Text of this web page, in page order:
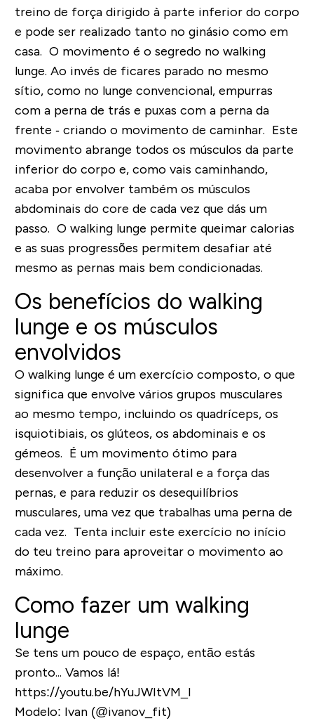
treino de força dirigido à parte inferior do corpo
e pode ser realizado tanto no ginásio como em
casa. O movimento é o segredo no walking
lunge. Ao invés de ficares parado no mesmo
sítio, como no lunge convencional, empurras
com a perna de trás e puxas com a perna da
frente ‐ criando o movimento de caminhar. Este
movimento abrange todos os músculos da parte
inferior do corpo e, como vais caminhando,
acaba por envolver também os músculos
abdominais do core de cada vez que dás um
passo. O walking lunge permite queimar calorias
e as suas progressões permitem desafiar até
mesmo as pernas mais bem condicionadas.
Os benefícios do walking
lunge e os músculos
envolvidos
O walking lunge é um exercício composto, o que
significa que envolve vários grupos musculares
ao mesmo tempo, incluindo os quadríceps, os
isquiotibiais, os glúteos, os abdominais e os
gémeos. É um movimento ótimo para
desenvolver a função unilateral e a força das
pernas, e para reduzir os desequilíbrios
musculares, uma vez que trabalhas uma perna de
cada vez. Tenta incluir este exercício no início
do teu treino para aproveitar o movimento ao
máximo.
Como fazer um walking
lunge
Se tens um pouco de espaço, então estás
pronto... Vamos lá!
https://youtu.be/hYuJWItVM_I
Modelo: Ivan (@ivanov_fit)